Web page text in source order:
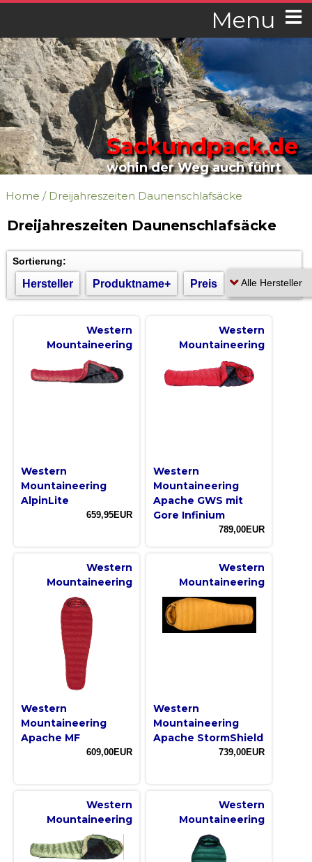
Menu
Sackundpack.de
wohin der Weg auch führt
Home / Dreijahreszeiten Daunenschlafsäcke
Dreijahreszeiten Daunenschlafsäcke
Sortierung:
Hersteller Produktname+ Preis
Western
Mountaineering
Western
Mountaineering
AlpinLite
659,95EUR
Western
Mountaineering
Western
Mountaineering
Apache GWS mit
Gore Infinium
789,00EUR
Western
Mountaineering
Western
Mountaineering
Apache MF
609,00EUR
Western
Mountaineering
Western
Mountaineering
Apache StormShield
739,00EUR
Western
Mountaineering
Western
Mountaineering